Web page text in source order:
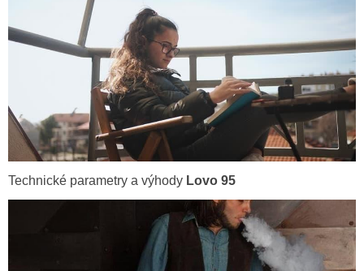
Technické parametry a výhody Lovo 95